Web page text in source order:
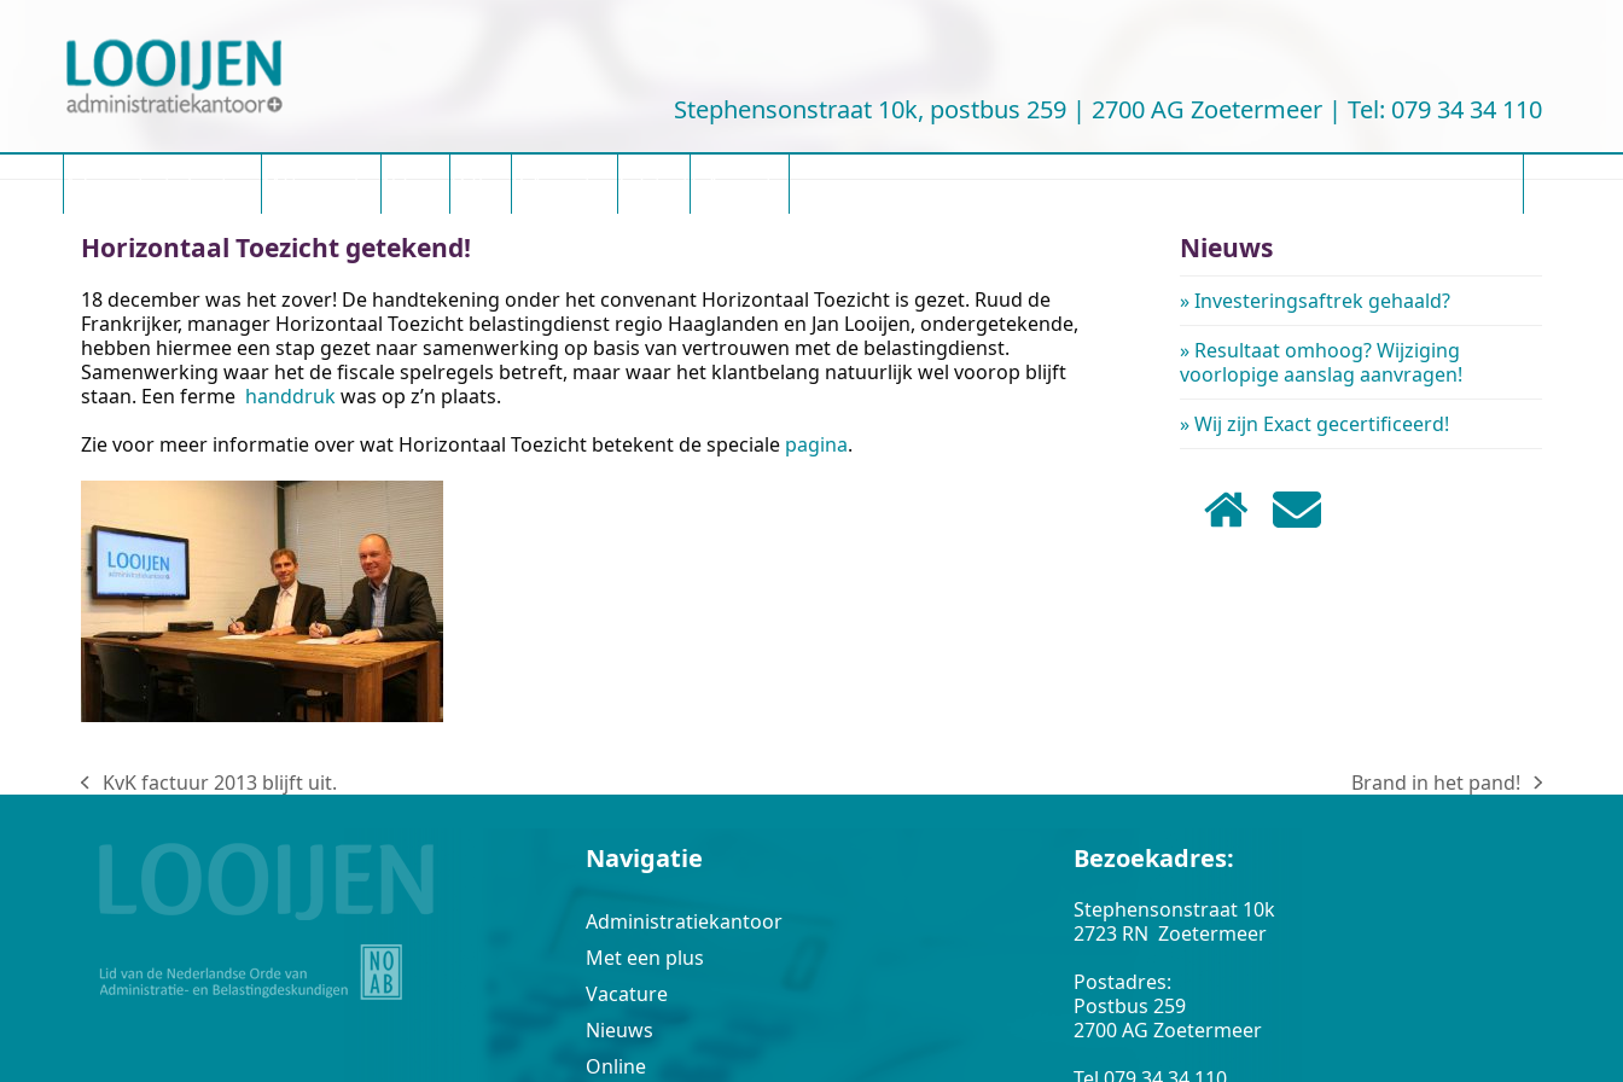
Stephensonstraat 10k, postbus 259 | 2700 AG Zoetermeer | Tel: 079 34 34 110
Horizontaal Toezicht getekend!
18 december was het zover! De handtekening onder het convenant Horizontaal Toezicht is gezet. Ruud de
Frankrijker, manager Horizontaal Toezicht belastingdienst regio Haaglanden en Jan Looijen, ondergetekende,
hebben hiermee een stap gezet naar samenwerking op basis van vertrouwen met de belastingdienst.
Samenwerking waar het de fiscale spelregels betreft, maar waar het klantbelang natuurlijk wel voorop blijft
staan. Een ferme handdrukwas op z’n plaats.
Zie voor meer informatie over wat Horizontaal Toezicht betekent de speciale pagina.
Nieuws
Investeringsaftrek gehaald?
Resultaat omhoog? Wijziging
voorlopige aanslag aanvragen!
Wij zijn Exact gecertificeerd!
previous
KvK factuur 2013 blijft uit.
next
Brand in het pand!
Navigatie
Administratiekantoor
Met een plus
Vacature
Nieuws
Online
Bezoekadres:
Stephensonstraat 10k
2723 RN Zoetermeer
Postadres:
Postbus 259
2700 AG Zoetermeer